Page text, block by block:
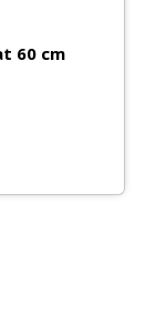
60 cm